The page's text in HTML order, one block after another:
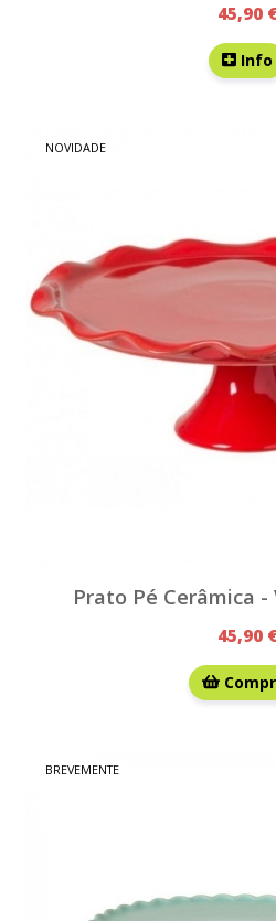
45,90
Info
NOVIDADE
Prato Pé Cerâmica -
45,90
BREVEMENTE